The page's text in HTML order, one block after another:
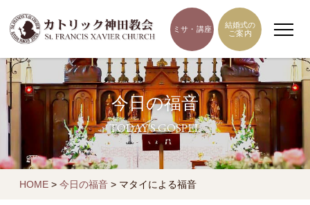
ミサ・講座
結婚式の
ご案内
今日の福音
TODAY'S GOSPEL
HOME > 今日の福音 > マタイによる福音